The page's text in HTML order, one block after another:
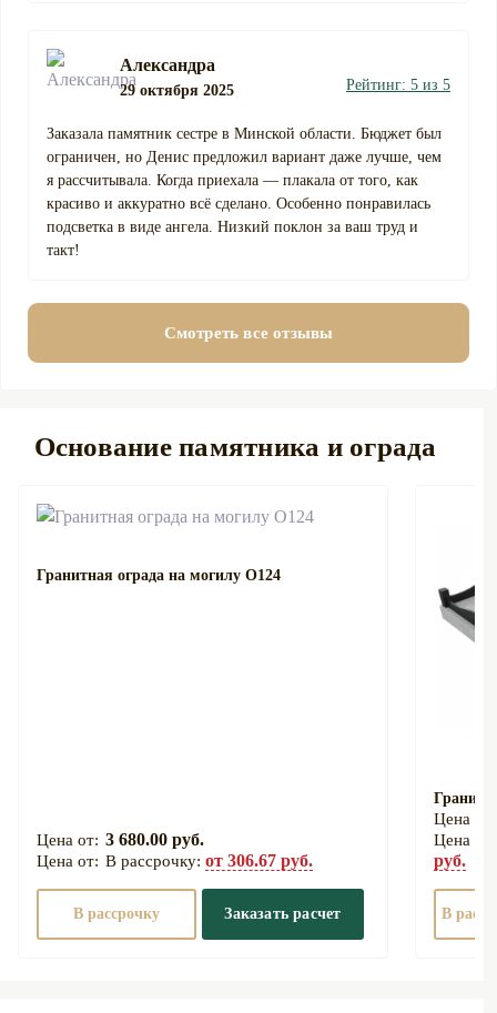
Александра
29 октября 2025 Рейтинг: 5 из 5
Заказала памятник сестре в Минской области. Бюджет был
ограничен, но Денис предложил вариант даже лучше, чем
я рассчитывала. Когда приехала — плакала от того, как
красиво и аккуратно всё сделано. Особенно понравилась
подсветка в виде ангела. Низкий поклон за ваш труд и
такт!
Смотреть все отзывы
Основание памятника и ограда
Гранитная ограда на могилу О124
3 680.00 руб.
В рассрочку: от 306.67 руб.
В рассрочку Заказать расчет
руб.
В